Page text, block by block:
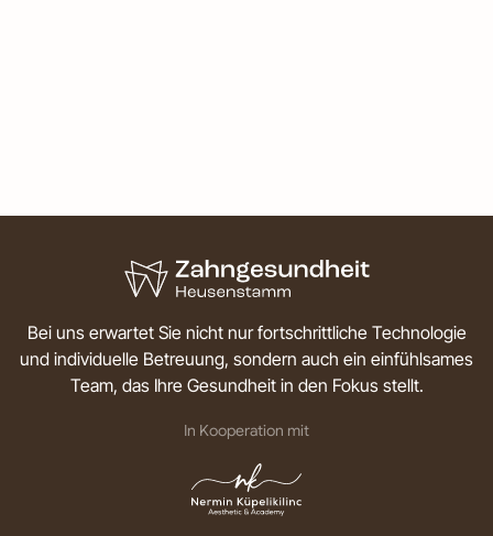
Bei uns erwartet Sie nicht nur fortschrittliche Technologie
und individuelle Betreuung, sondern auch ein einfühlsames
Team, das Ihre Gesundheit in den Fokus stellt.
In Kooperation mit